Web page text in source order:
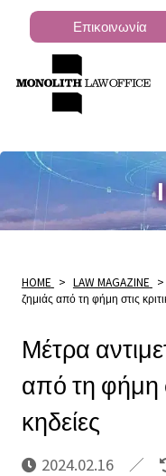
Επικοινωνία
HOME > LAW MAGAZINE >
ζημιάς από τη φήμη στις
Μέτρα
από τη φήμη
κηδείες
2024.02.16